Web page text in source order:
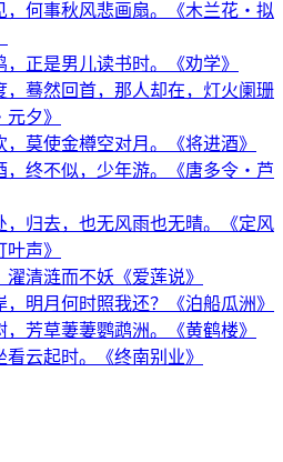
何事秋风悲画扇。
《木兰花・拟
正是男儿读书时。
《劝学》
，蓦然回首，那人却在，灯火阑珊
元夕》
莫使金樽空对月。
《将进酒》
终不似，少年游。
《唐多令・芦
，归去，也无风雨也无晴。
《定风
声》
濯清涟而不妖 《爱莲说》
明月何时照我还？
《泊船瓜洲》
芳草萋萋鹦鹉洲。
《黄鹤楼》
云起时。
《终南别业》